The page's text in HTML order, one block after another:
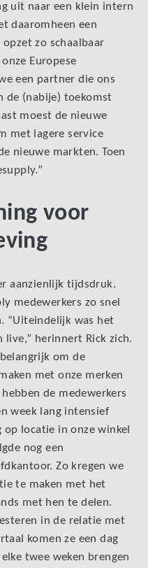
uit naar een klein intern
daaromheen een
zo schaalbaar
Europese
een partner die ons
de (nabije) toekomst
moest de nieuwe
met lagere service
nieuwe markten. Toen
voor
aanzienlijk tijdsdruk.
medewerkers zo snel
“Uiteindelijk was het
live,” herinnert Rick zich.
om de
met onze merken
de medewerkers
week lang intensief
locatie in onze winkel
nog een
Zo kregen we
te maken met het
met hen te delen.
in de relatie met
komen ze een dag
twee weken brengen